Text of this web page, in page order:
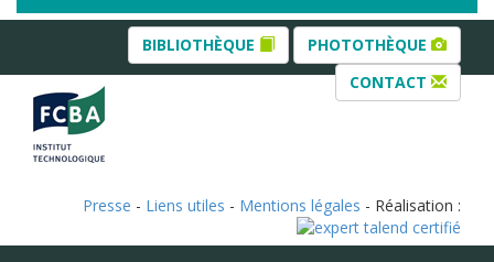
BIBLIOTHÈQUE
PHOTOTHÈQUE
CONTACT
Presse - Liens utiles - Mentions légales - Réalisation :